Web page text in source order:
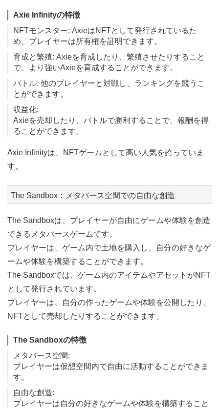
Axie Infinityの特徴
NFTモンスター: AxieはNFTとして発行されているた
め、プレイヤーは所有権を証明できます。
育成と繁殖: Axieを育成したり、繁殖させたりすること
で、より強いAxieを育成することができます。
バトル: 他のプレイヤーと対戦し、ランキングを競うこ
とができます。
収益化:
Axieを売却したり、バトルで勝利することで、報酬を得
ることができます。
Axie Infinityは、NFTゲームとして高い人気を誇っていま
す。
The Sandbox：メタバース空間での自由な創造
The Sandboxは、プレイヤーが自由にゲームや体験を創造
できるメタバースゲームです。
プレイヤーは、ゲーム内で土地を購入し、自分の好きなゲ
ームや体験を構築することができます。
The Sandboxでは、ゲーム内のアイテムやアセットがNFT
として発行されています。
プレイヤーは、自分の作ったゲームや体験を公開したり、
NFTとして売却したりすることができます。
The Sandboxの特徴
メタバース空間:
プレイヤーは仮想空間内で自由に活動することができま
す。
自由な創造:
プレイヤーは自分の好きなゲームや体験を構築すること